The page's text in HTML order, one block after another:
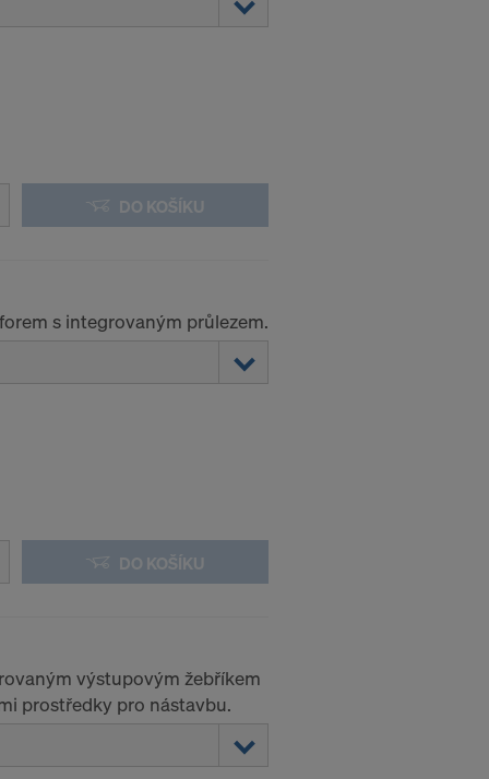
DO KOŠÍKU
s integrovaným průlezem.
DO KOŠÍKU
výstupovým žebříkem
prostředky pro nástavbu.